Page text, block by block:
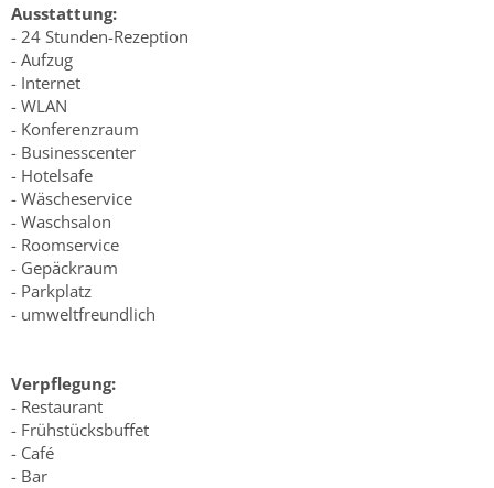
Ausstattung:
- 24 Stunden-Rezeption
- Aufzug
- Internet
- WLAN
- Konferenzraum
- Businesscenter
- Hotelsafe
- Wäscheservice
- Waschsalon
- Roomservice
- Gepäckraum
- Parkplatz
- umweltfreundlich
Verpflegung:
- Restaurant
- Frühstücksbuffet
- Café
- Bar